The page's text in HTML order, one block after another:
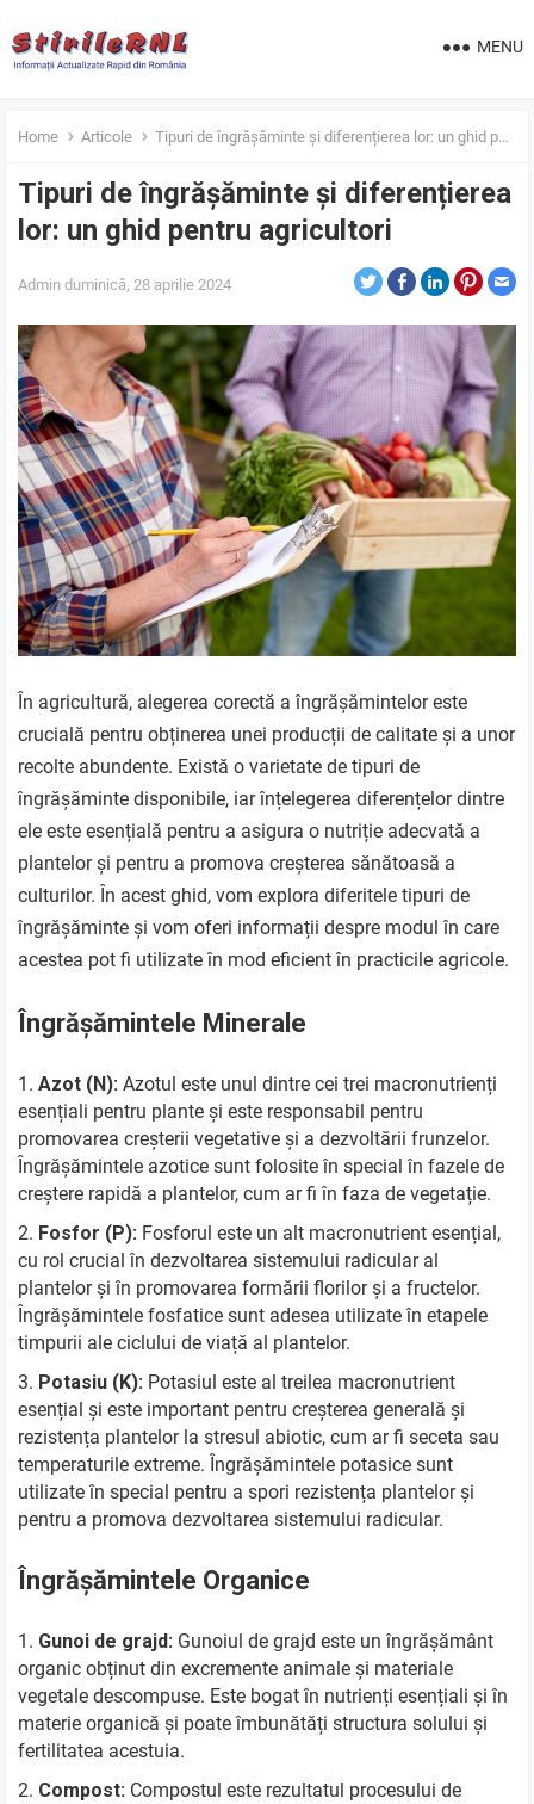
MENU
Home Articole Tipuri de îngrășăminte și diferențierea lor: un ghid pentru agricultori
Tipuri de îngrășăminte și diferențierea
lor: un ghid pentru agricultori
Admin duminică, 28 aprilie 2024
În agricultură, alegerea corectă a îngrășămintelor este
crucială pentru obținerea unei producții de calitate și a unor
recolte abundente. Există o varietate de tipuri de
îngrășăminte disponibile, iar înțelegerea diferențelor dintre
ele este esențială pentru a asigura o nutriție adecvată a
plantelor și pentru a promova creșterea sănătoasă a
culturilor. În acest ghid, vom explora diferitele tipuri de
îngrășăminte și vom oferi informații despre modul în care
acestea pot fi utilizate în mod eficient în practicile agricole.
Îngrășămintele Minerale
Azot (N): Azotul este unul dintre cei trei macronutrienți
esențiali pentru plante și este responsabil pentru
promovarea creșterii vegetative și a dezvoltării frunzelor.
Îngrășămintele azotice sunt folosite în special în fazele de
creștere rapidă a plantelor, cum ar fi în faza de vegetație.
Fosfor (P): Fosforul este un alt macronutrient esențial,
cu rol crucial în dezvoltarea sistemului radicular al
plantelor și în promovarea formării florilor și a fructelor.
Îngrășămintele fosfatice sunt adesea utilizate în etapele
timpurii ale ciclului de viață al plantelor.
Potasiu (K): Potasiul este al treilea macronutrient
esențial și este important pentru creșterea generală și
rezistența plantelor la stresul abiotic, cum ar fi seceta sau
temperaturile extreme. Îngrășămintele potasice sunt
utilizate în special pentru a spori rezistența plantelor și
pentru a promova dezvoltarea sistemului radicular.
Îngrășămintele Organice
Gunoi de grajd: Gunoiul de grajd este un îngrășământ
organic obținut din excremente animale și materiale
vegetale descompuse. Este bogat în nutrienți esențiali și în
materie organică și poate îmbunătăți structura solului și
fertilitatea acestuia.
Compost: Compostul este rezultatul procesului de